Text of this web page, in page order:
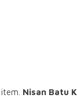
Nisan Batu